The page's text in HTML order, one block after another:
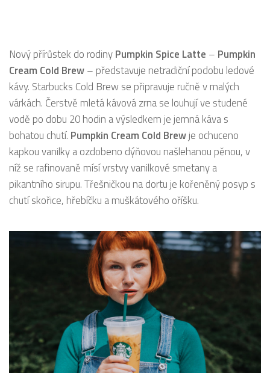
Nový přírůstek do rodinyPumpkin Spice Latte – Pumpkin
Cream Cold Brew– představuje netradiční podobu ledové
kávy. Starbucks Cold Brew se připravuje ručně v malých
várkách. Čerstvě mletá kávová zrna se louhují ve studené
vodě po dobu 20 hodin a výsledkem je jemná káva s
bohatou chutí. Pumpkin Cream Cold Brewje ochuceno
kapkou vanilky a ozdobeno dýňovou našlehanou pěnou, v
níž se rafinovaně mísí vrstvy vanilkové smetany a
pikantního sirupu. Třešničkou na dortu je kořeněný posyp s
chutí skořice, hřebíčku a muškátového oříšku.